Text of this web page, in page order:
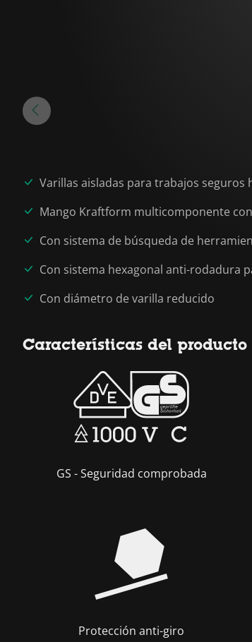
Varillas aisladas para trabajos seguros
Mango Kraftform multicomponente
Con sistema de búsqueda de
Con sistema hexagonal anti-rodadura
Con diámetro de varilla reducido
Características del producto
GS - Seguridad comprobada
Protección anti-giro